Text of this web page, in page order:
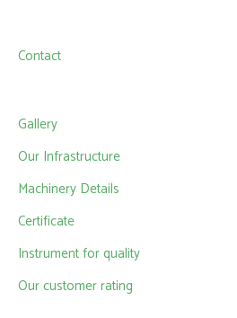
Contact
Gallery
Our Infrastructure
Machinery Details
Certificate
Instrument for quality
Our customer rating